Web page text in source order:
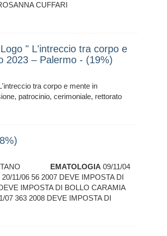
CUFFARI
" L'intreccio tra corpo e
2023 – Palermo - (19%)
tra corpo e mente in
patrocinio, cerimoniale, rettorato
GAETANO EMATOLOGIA 09/11/04
20/11/06 56 2007 DEVE IMPOSTA DI
IMPOSTA DI BOLLO CARAMIA
07 363 2008 DEVE IMPOSTA DI